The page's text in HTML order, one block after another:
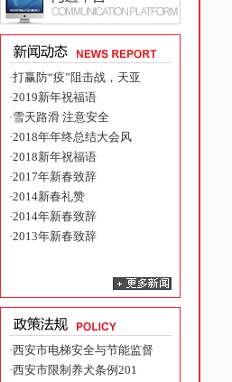
·打赢防“疫”阻击战，天亚
·2019新年祝福语
·雪天路滑 注意安全
·2018年年终总结大会风
·2018新年祝福语
·2017年新春致辞
·2014新春礼赞
·2014年新春致辞
·2013年新春致辞
·西安市电梯安全与节能监督
·西安市限制养犬条例201